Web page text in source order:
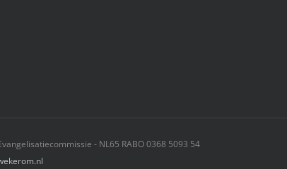
- NL65 RABO 0368 5093 54